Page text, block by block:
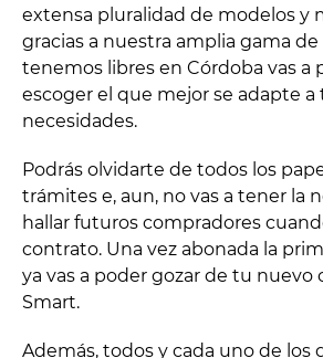
extensa pluralidad de modelos y
gracias a nuestra amplia gama
tenemos libres en Córdoba vas a
escoger el que mejor se adapte a
necesidades.
Podrás olvidarte de todos los
trámites e, aun, no vas a tener la
hallar futuros compradores
contrato. Una vez abonada la
ya vas a poder gozar de tu nuevo
Smart.
Además, todos y cada uno de los